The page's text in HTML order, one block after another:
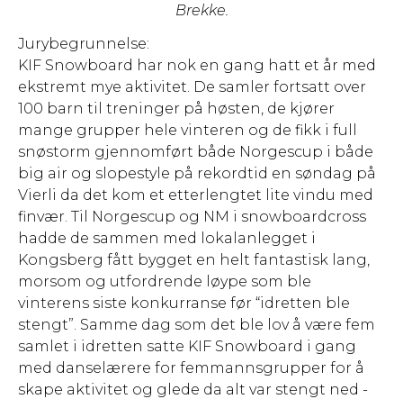
Brekke.
Jurybegrunnelse:
KIF Snowboard har nok en gang hatt et år med
ekstremt mye aktivitet. De samler fortsatt over
100 barn til treninger på høsten, de kjører
mange grupper hele vinteren og de fikk i full
snøstorm gjennomført både Norgescup i både
big air og slopestyle på rekordtid en søndag på
Vierli da det kom et etterlengtet lite vindu med
finvær. Til Norgescup og NM i snowboardcross
hadde de sammen med lokalanlegget i
Kongsberg fått bygget en helt fantastisk lang,
morsom og utfordrende løype som ble
vinterens siste konkurranse før “idretten ble
stengt”. Samme dag som det ble lov å være fem
samlet i idretten satte KIF Snowboard i gang
med danselærere for femmannsgrupper for å
skape aktivitet og glede da alt var stengt ned -